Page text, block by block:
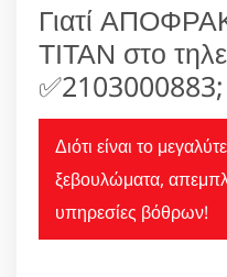
Γιατί
ΤΙΤΑΝ στο
✅2103000883;
Διότι είναι το
ξεβουλώματα,
υπηρεσίες βόθρων!